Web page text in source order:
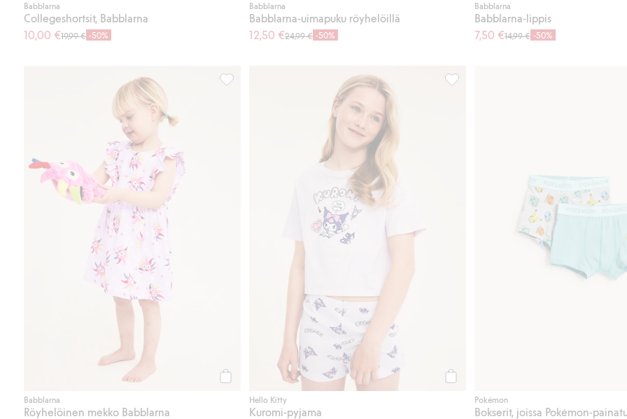
Babblarna
Collegeshortsit, Babblarna
10,00 €19,99 € -50%
Babblarna
Babblarna-uimapuku röyhelöillä
12,50 €24,99 € -50%
Babblarna
Babblarna-lippis
7,50 €14,99 € -50%
Babblarna
Röyhelöinen mekko Babblarna
Röyhelöinen mekko Babblarna, Lisää suosikkeihin
Hello Kitty
Kuromi-pyjama
Pokémon
Bokserit, joissa Pokémon-